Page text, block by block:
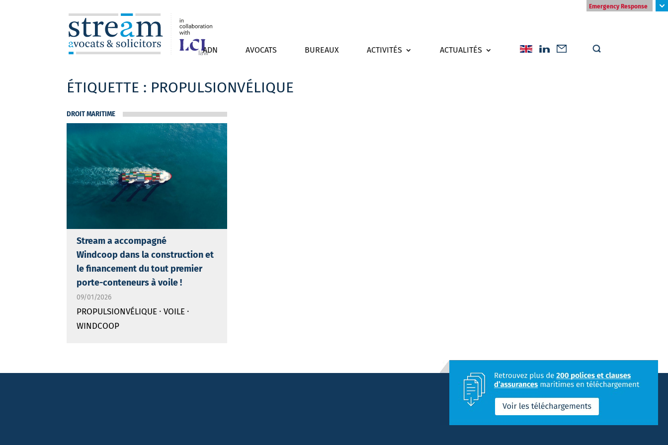
Emergency Response
ADN AVOCATS BUREAUX ACTIVITÉS ACTUALITÉS
ÉTIQUETTE : PROPULSIONVÉLIQUE
DROIT MARITIME
Stream a accompagné
Windcoop dans la construction et
le financement du tout premier
porte-conteneurs à voile !
09/01/2026
PROPULSIONVÉLIQUE ·VOILE ·
WINDCOOP